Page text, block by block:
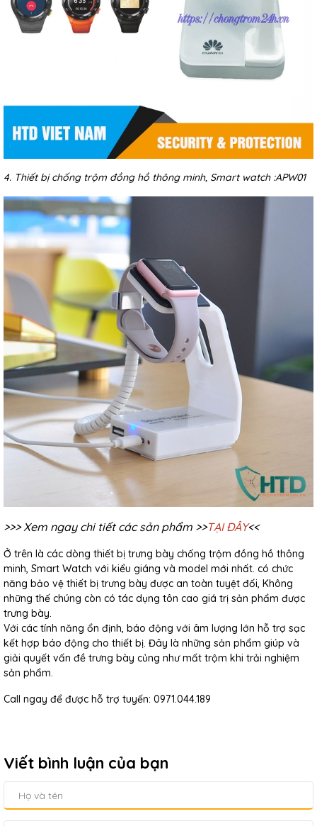
4. Thiết bị chống trộm đồng hồ thông minh, Smart watch :APW01
>>> Xem ngay chi tiết các sản phẩm >>TẠI ĐÂY<<
Ở trên là các dòng thiết bị trưng bày chống trộm đồng hồ thông
minh, Smart Watch với kiểu giáng và model mới nhất. có chức
năng bảo vệ thiết bị trưng bày được an toàn tuyệt đối, Không
những thế chúng còn có tác dụng tôn cao giá trị sản phẩm được
trưng bày.
Với các tính năng ổn định, báo động với âm lượng lớn hỗ trợ sạc
kết hợp báo động cho thiết bị. Đây là những sản phẩm giúp và
giải quyết vấn đề trưng bày củng như mất trộm khi trải nghiệm
sản phẩm.
Call ngay để được hỗ trợ tuyến: 0971.044.189
Viết bình luận của bạn